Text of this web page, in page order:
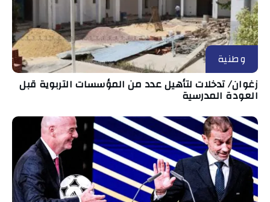
وطنية
زغوان/ تدخلات لتأهيل عدد من المؤسسات التربوية قبل
العودة المدرسية